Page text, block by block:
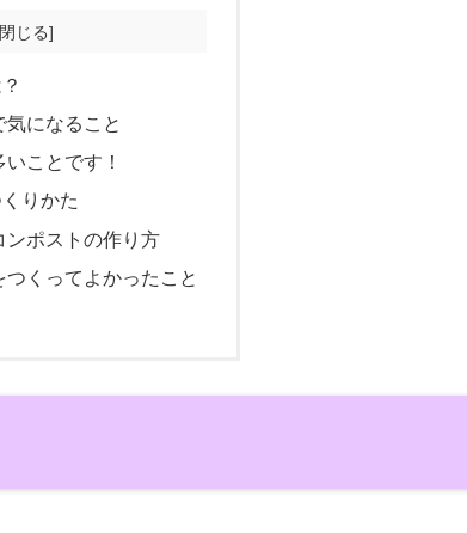
になること
ことです！
りかた
ンポストの作り方
くってよかったこと